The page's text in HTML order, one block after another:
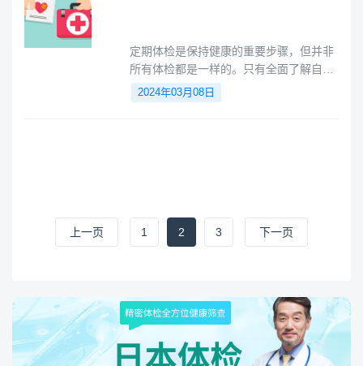
定期体检是保持健康的重要步骤，但并非
所有体检都是一样的。只有全面了解自己
的身体状况，才能更好地保持健康，享受
美好生活。这篇文章将为你解析，什么样
2024年03月08日
上一页 1 2 3 下一页